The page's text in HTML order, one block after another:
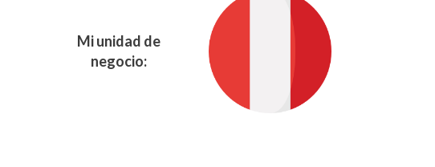
Mi unidad de
negocio: